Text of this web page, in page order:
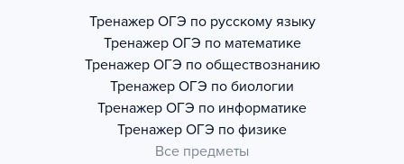
Тренажер ОГЭ по русскому языку
Тренажер ОГЭ по математике
Тренажер ОГЭ по обществознанию
Тренажер ОГЭ по биологии
Тренажер ОГЭ по информатике
Тренажер ОГЭ по физике
Все предметы